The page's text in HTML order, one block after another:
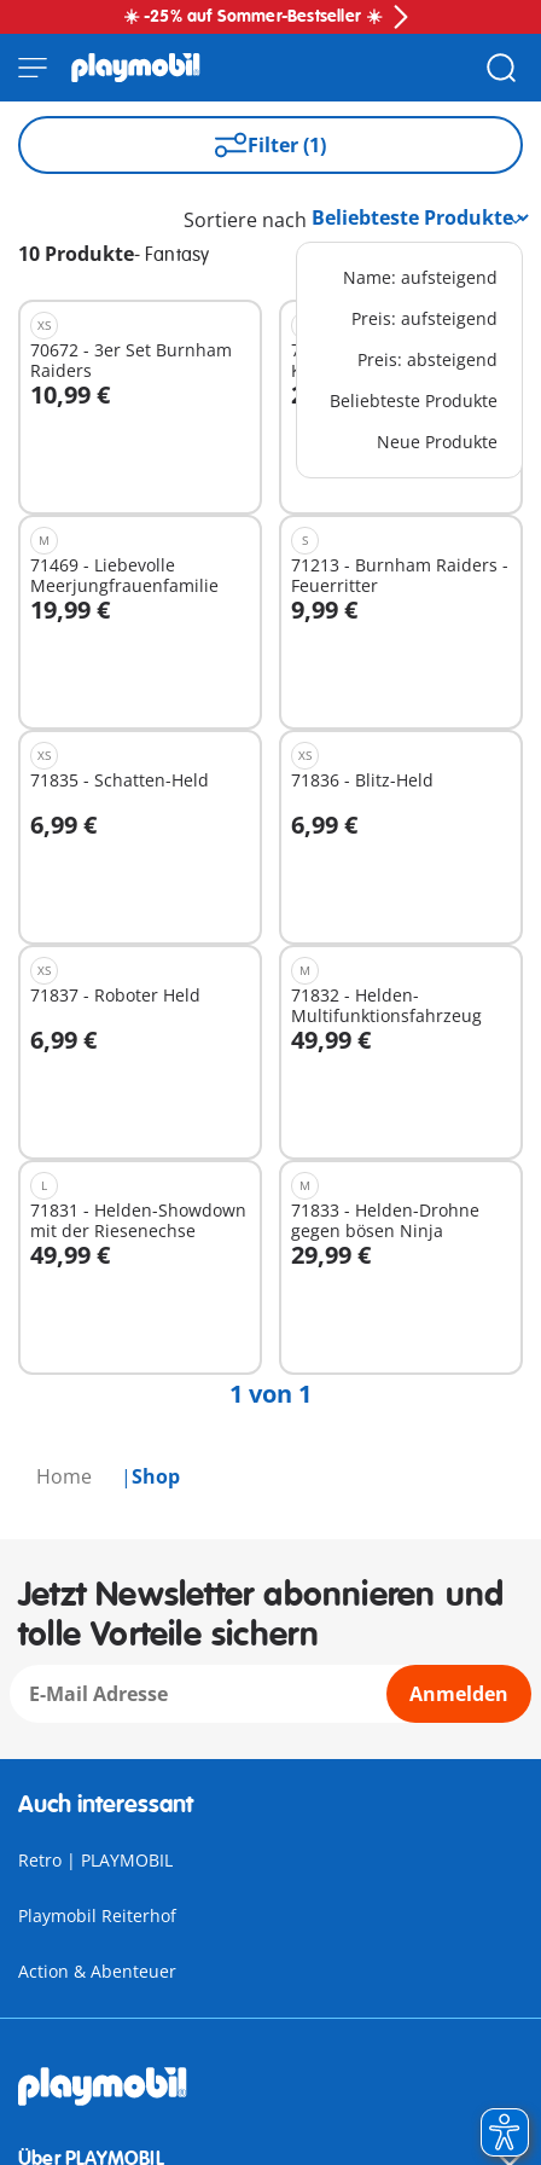
☀️ -25% auf Sommer-Bestseller ☀️
Home Shop
Filter (1)
10 Produkte- Fantasy
Sortiere nach
Name: aufsteigend
Preis: aufsteigend
Preis: absteigend
Beliebteste Produkte
Neue Produkte
XS
70672 - 3er Set Burnham
Raiders
10,99 €
In den Warenkorb
71300 - Novelmore -
Kampfroboter
24,99 €
verfügbar
M
71469 - Liebevolle
Meerjungfrauenfamilie
19,99 €
S
71213 - Burnham Raiders -
Feuerritter
9,99 €
XS
71835 - Schatten-Held
6,99 €
In den Warenkorb
XS
71836 - Blitz-Held
6,99 €
In den Warenkorb
XS
71837 - Roboter Held
6,99 €
In den Warenkorb
M
71832 - Helden-
Multifunktionsfahrzeug
49,99 €
In den Warenkorb
L
71831 - Helden-Showdown
mit der Riesenechse
49,99 €
In den Warenkorb
M
71833 - Helden-Drohne
gegen bösen Ninja
29,99 €
In den Warenkorb
1 von 1
Jetzt Newsletter abonnieren und
tolle Vorteile sichern
Anmelden
Auch interessant
Retro | PLAYMOBIL
Playmobil Reiterhof
Action & Abenteuer
Über PLAYMOBIL